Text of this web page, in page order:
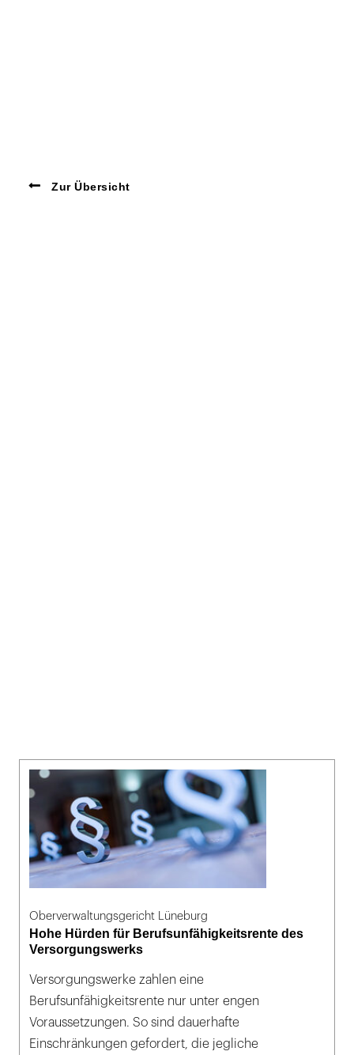
Zur Übersicht
Oberverwaltungsgericht Lüneburg
Hohe Hürden für Berufsunfähigkeitsrente des
Versorgungswerks
Versorgungswerke zahlen eine
Berufsunfähigkeitsrente nur unter engen
Voraussetzungen. So sind dauerhafte
Einschränkungen gefordert, die jegliche